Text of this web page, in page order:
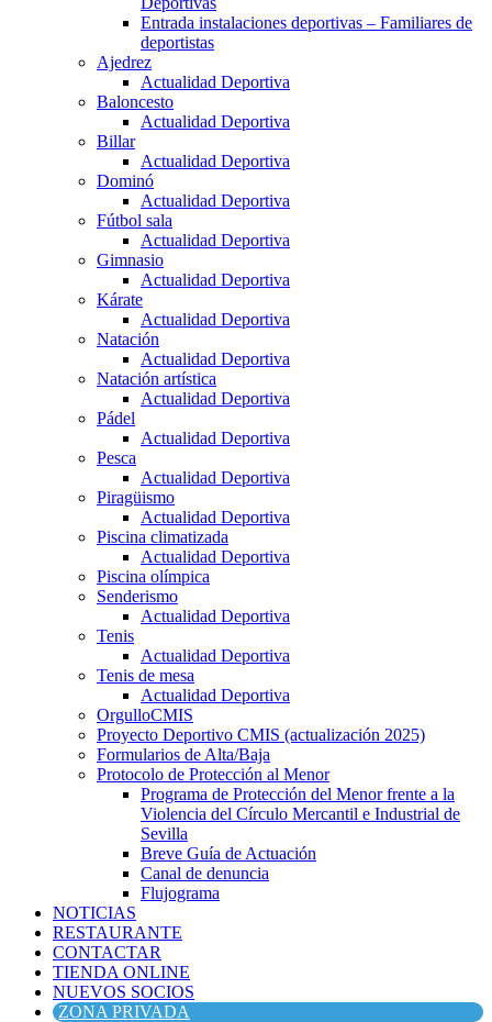
Entrada instalaciones deportivas – Familiares de
deportistas
Ajedrez
Actualidad Deportiva
Baloncesto
Actualidad Deportiva
Billar
Actualidad Deportiva
Dominó
Actualidad Deportiva
Fútbol sala
Actualidad Deportiva
Gimnasio
Actualidad Deportiva
Kárate
Actualidad Deportiva
Natación
Actualidad Deportiva
Natación artística
Actualidad Deportiva
Pádel
Actualidad Deportiva
Pesca
Actualidad Deportiva
Piragüismo
Actualidad Deportiva
Piscina climatizada
Actualidad Deportiva
Piscina olímpica
Senderismo
Actualidad Deportiva
Tenis
Actualidad Deportiva
Tenis de mesa
Actualidad Deportiva
OrgulloCMIS
Proyecto Deportivo CMIS (actualización 2025)
Formularios de Alta/Baja
Protocolo de Protección al Menor
Programa de Protección del Menor frente a la
Violencia del Círculo Mercantil e Industrial de
Sevilla
Breve Guía de Actuación
Canal de denuncia
Flujograma
NOTICIAS
RESTAURANTE
CONTACTAR
TIENDA ONLINE
NUEVOS SOCIOS
ZONA PRIVADA